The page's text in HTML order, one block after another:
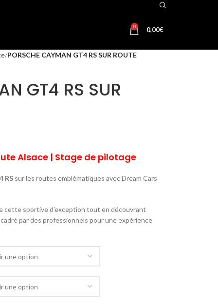
0 0,00€
PORSCHE CAYMAN GT4 RS SUR ROUTE
GT4 RS SUR
Alsace | Stage de pilotage
RSsur les routes emblématiques avec Dream Cars
cette sportive d’exception tout en découvrant
par des professionnels pour une expérience